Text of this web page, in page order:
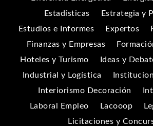
Estadísticas
Estrategia y
Estudios e Informes
Expertos
Finanzas y Empresas
Hoteles y Turismo
Ideas y
Industrial y Logística
Interiorismo Decoración
Laboral Empleo
Lacooop
Licitaciones y